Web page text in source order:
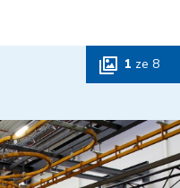
1 ze 8